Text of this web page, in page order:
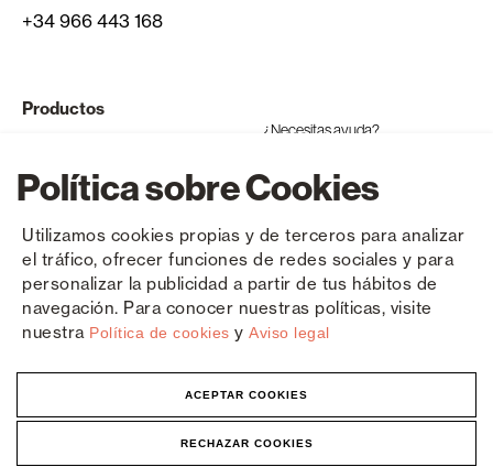
Política sobre Cookies
Utilizamos cookies propias y de terceros para analizar
el tráfico, ofrecer funciones de redes sociales y para
personalizar la publicidad a partir de tus hábitos de
navegación. Para conocer nuestras políticas, visite
nuestra Política de cookies y Aviso legal
ACEPTAR COOKIES
RECHAZAR COOKIES
+34 966 443 168
Productos
Ventanas y puertas de PVC
Productos compatibles
Componentes
¿Necesitas ayuda?